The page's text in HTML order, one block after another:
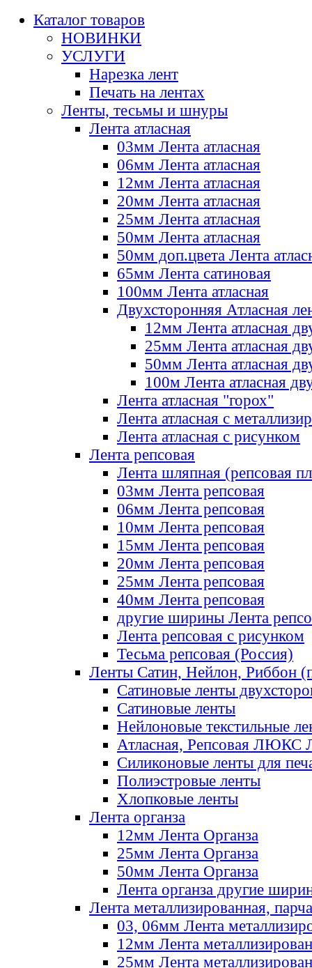
Каталог товаров
НОВИНКИ
УСЛУГИ
Нарезка лент
Печать на лентах
Ленты, тесьмы и шнуры
Лента атласная
03мм Лента атласная
06мм Лента атласная
12мм Лента атласная
20мм Лента атласная
25мм Лента атласная
50мм Лента атласная
50мм доп.цвета Лента
65мм Лента сатиновая
100мм Лента атласная
Двухсторонняя Атласная
12мм Лента атласная
25мм Лента атласная
50мм Лента атласная
100м Лента атласная
Лента атласная "горох"
Лента атласная с
Лента атласная с рисунком
Лента репсовая
Лента шляпная (репсовая
03мм Лента репсовая
06мм Лента репсовая
10мм Лента репсовая
15мм Лента репсовая
20мм Лента репсовая
25мм Лента репсовая
40мм Лента репсовая
другие ширины Лента
Лента репсовая с рисунком
Тесьма репсовая (Россия)
Ленты Сатин, Нейлон, Риббон
Сатиновые ленты
Сатиновые ленты
Нейлоновые текстильные
Атласная, Репсовая ЛЮКС
Силиконовые ленты для
Полиэстровые ленты
Хлопковые ленты
Лента органза
12мм Лента Органза
25мм Лента Органза
50мм Лента Органза
Лента органза другие
Лента металлизированная, парча
03, 06мм Лента
12мм Лента
25мм Лента